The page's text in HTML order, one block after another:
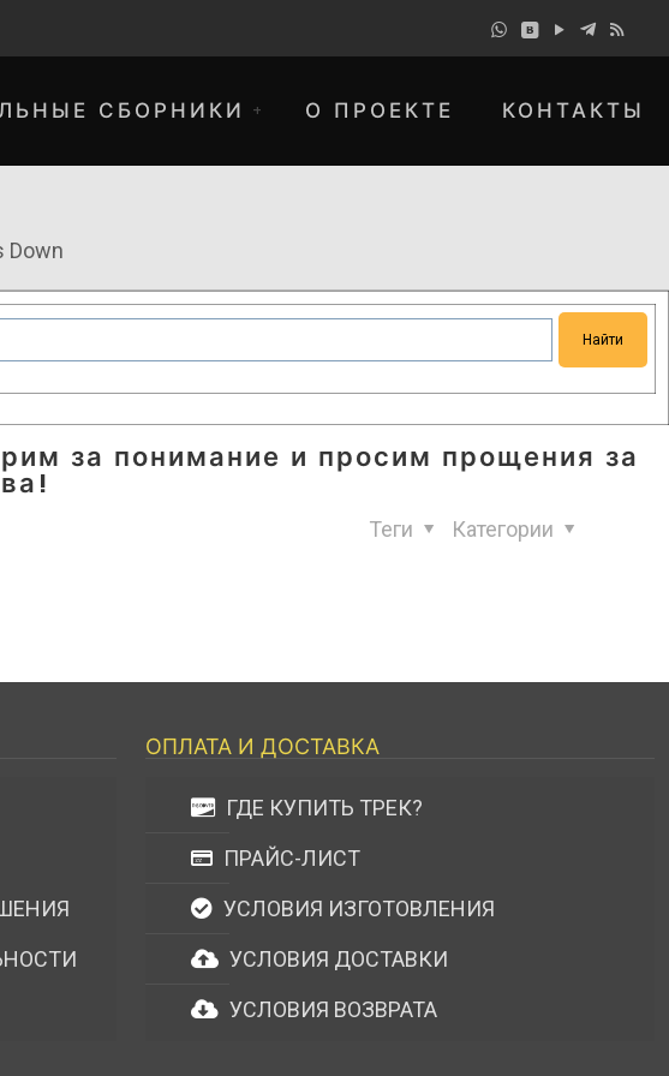
СБОРНИКИ О ПРОЕКТЕ КОНТАКТЫ
Down
за понимание и просим прощения за
Категории
Теги
ОПЛАТА И ДОСТАВКА
ГДЕ КУПИТЬ ТРЕК?
ПРАЙС-ЛИСТ
УСЛОВИЯ ИЗГОТОВЛЕНИЯ
УСЛОВИЯ ДОСТАВКИ
УСЛОВИЯ ВОЗВРАТА